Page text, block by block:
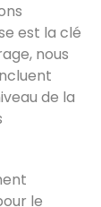
est la clé
nous
de la
le